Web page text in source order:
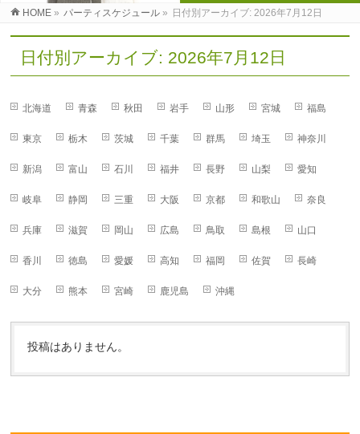
HOME » パーティスケジュール » 日付別アーカイブ: 2026年7月12日
日付別アーカイブ: 2026年7月12日
北海道 青森 秋田 岩手 山形 宮城 福島
東京 栃木 茨城 千葉 群馬 埼玉 神奈川
新潟 富山 石川 福井 長野 山梨 愛知
岐阜 静岡 三重 大阪 京都 和歌山 奈良
兵庫 滋賀 岡山 広島 鳥取 島根 山口
香川 徳島 愛媛 高知 福岡 佐賀 長崎
大分 熊本 宮崎 鹿児島 沖縄
投稿はありません。